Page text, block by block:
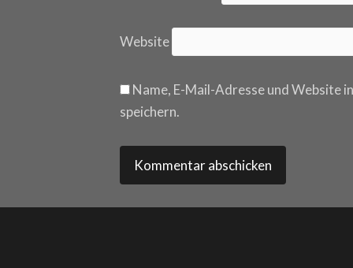
Website
Name, E-Mail-Adresse und Website
speichern.